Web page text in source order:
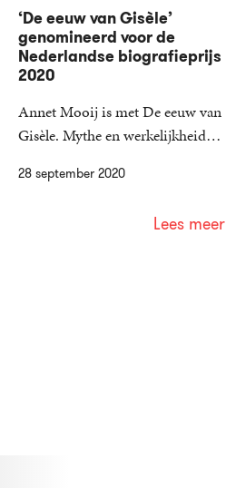
28 september 2020
‘De eeuw van Gisèle’
genomineerd voor de
Nederlandse biografieprijs
2020
Annet Mooij is met De eeuw van
Gisèle. Mythe en werkelijkheid…
Lees meer